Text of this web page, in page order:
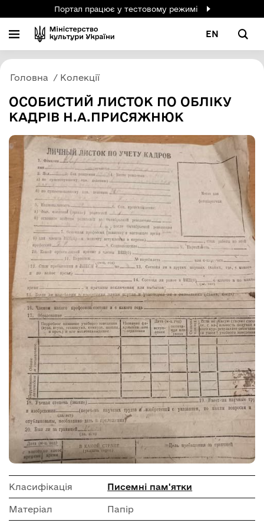
Портал працює у тестовому режимі
EN
Головна Колекції
ОСОБИСТИЙ ЛИСТОК ПО ОБЛІКУ
КАДРІВ Н.А.ПРИСЯЖНЮК
Класифікація Писемні пам'ятки
Матеріал Папір